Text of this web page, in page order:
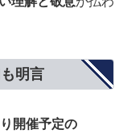
明言
開催予定の